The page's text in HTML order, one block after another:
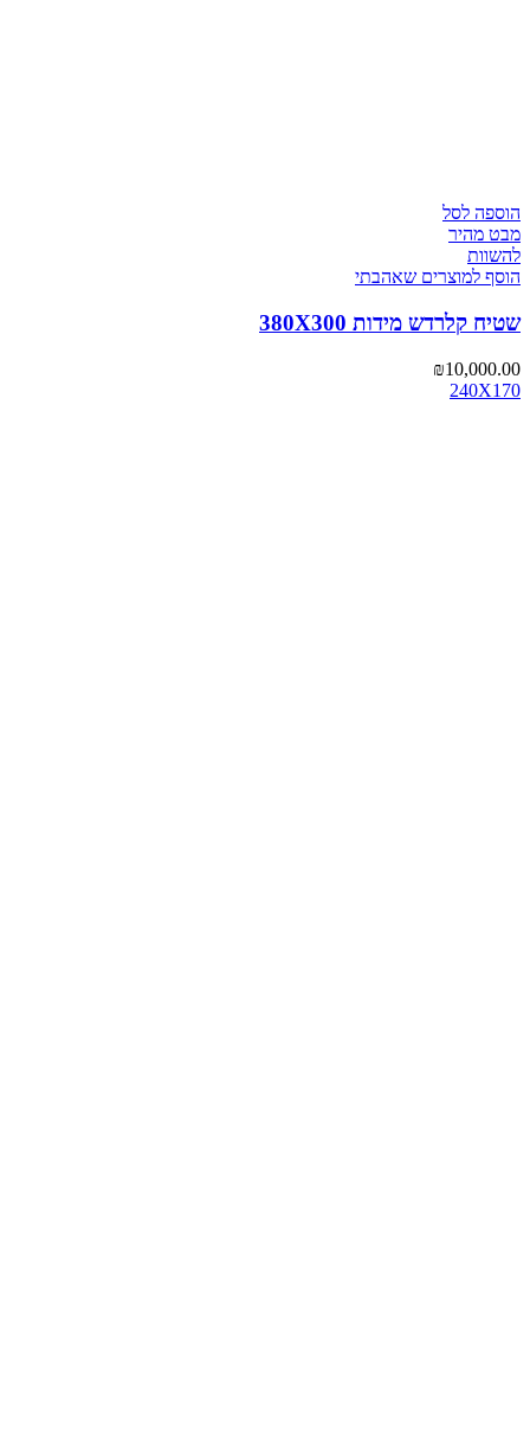
הוספה לסל
מבט מהיר
להשוות
הוסף למוצרים שאהבתי
שטיח קלרדש מידות 380X300
₪10,000.00
240X170